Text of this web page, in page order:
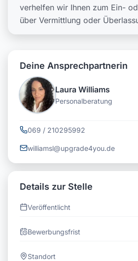
verhelfen wir Ihnen zum Ein-
über Vermittlung oder
Deine Ansprechpartnerin
Laura Williams
Personalberatung
069 / 210295992
williamsl@upgrade4you.de
Details zur Stelle
Veröffentlicht
Bewerbungsfrist
Standort